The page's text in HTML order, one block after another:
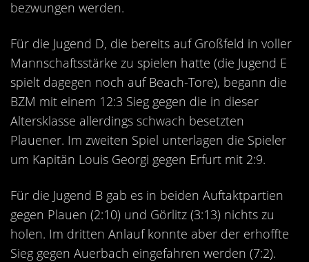
bezwungen werden.
Für die Jugend D, die bereits auf Großfeld in voller
Mannschaftsstärke zu spielen hatte (die Jugend E
spielt dagegen noch auf Beach-Tore), begann die
BZM mit einem 12:3 Sieg gegen die in dieser
Altersklasse allerdings schwach besetzten
Plauener. Im zweiten Spiel unterlagen die Spieler
um Kapitän Louis Georgi gegen Erfurt mit 2:9.
Für die Jugend B gab es in beiden Auftaktpartien
gegen Plauen (2:10) und Görlitz (3:13) nichts zu
holen. Im dritten Anlauf konnte aber der erhoffte
Sieg gegen Auerbach eingefahren werden (7:2).